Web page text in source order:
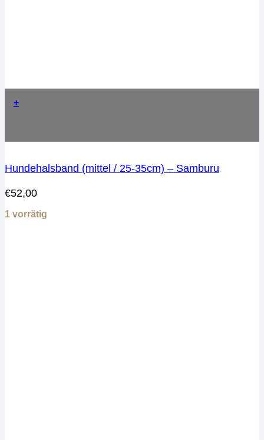
+
Hundehalsband (mittel / 25-35cm) – Samburu
€52,00
1 vorrätig